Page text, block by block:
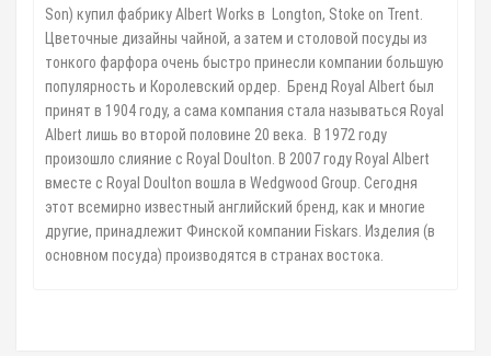
Son) купил фабрику Albert Works в Longton, Stoke on Trent.
Цветочные дизайны чайной, а затем и столовой посуды из
тонкого фарфора очень быстро принесли компании большую
популярность и Королевский ордер. Бренд Royal Albert был
принят в 1904 году, а сама компания стала называться Royal
Albert лишь во второй половине 20 века. В 1972 году
произошло слияние с Royal Doulton. В 2007 году Royal Albert
вместе с Royal Doulton вошла в Wedgwood Group. Cегодня
этот всемирно известный английский бренд, как и многие
другие, принадлежит Финской компании Fiskars. Изделия (в
основном посуда) производятся в странах востока.